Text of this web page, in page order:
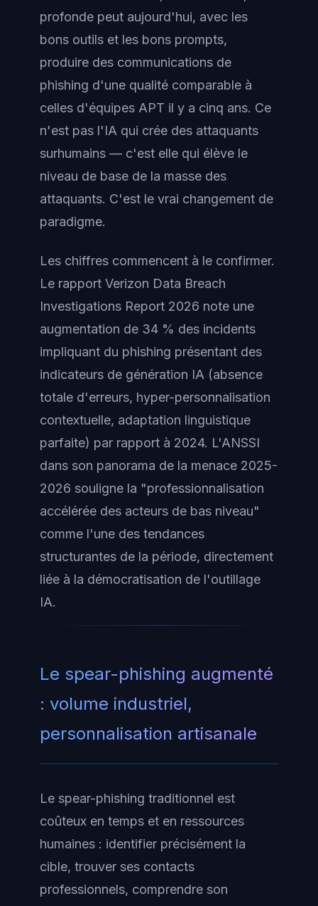
profonde peut aujourd'hui, avec les
bons outils et les bons prompts,
produire des communications de
phishing d'une qualité comparable à
celles d'équipes APT il y a cinq ans. Ce
n'est pas l'IA qui crée des attaquants
surhumains — c'est elle qui élève le
niveau de base de la masse des
attaquants. C'est le vrai changement de
paradigme.
Les chiffres commencent à le confirmer.
Le rapport Verizon Data Breach
Investigations Report 2026 note une
augmentation de 34 % des incidents
impliquant du phishing présentant des
indicateurs de génération IA (absence
totale d'erreurs, hyper-personnalisation
contextuelle, adaptation linguistique
parfaite) par rapport à 2024. L'ANSSI
dans son panorama de la menace 2025-
2026 souligne la "professionnalisation
accélérée des acteurs de bas niveau"
comme l'une des tendances
structurantes de la période, directement
liée à la démocratisation de l'outillage
IA.
Le spear-phishing augmenté
: volume industriel,
personnalisation artisanale
Le spear-phishing traditionnel est
coûteux en temps et en ressources
humaines : identifier précisément la
cible, trouver ses contacts
professionnels, comprendre son